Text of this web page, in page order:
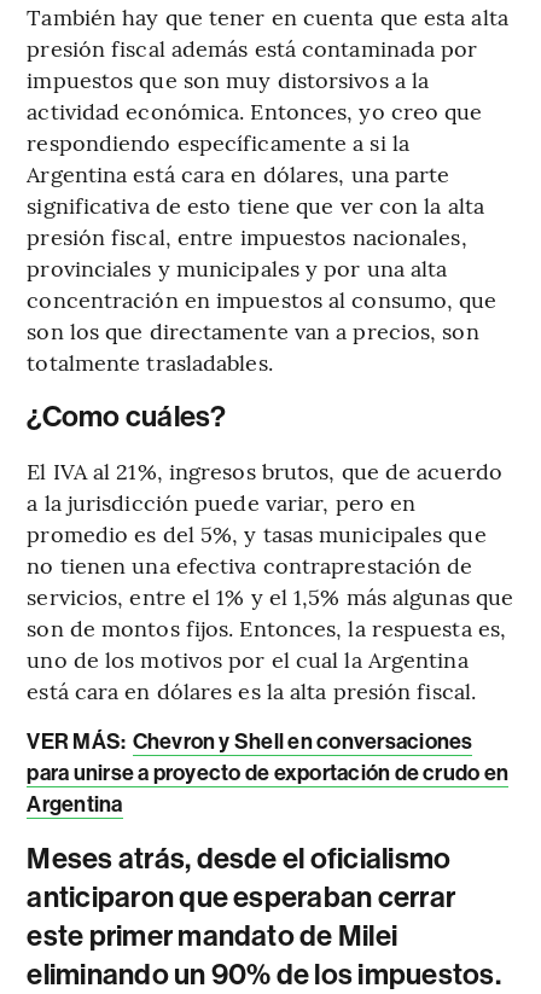
También hay que tener en cuenta que esta alta
presión fiscal además está contaminada por
impuestos que son muy distorsivos a la
actividad económica. Entonces, yo creo que
respondiendo específicamente a si la
Argentina está cara en dólares, una parte
significativa de esto tiene que ver con la alta
presión fiscal, entre impuestos nacionales,
provinciales y municipales y por una alta
concentración en impuestos al consumo, que
son los que directamente van a precios, son
totalmente trasladables.
¿Como cuáles?
El IVA al 21%, ingresos brutos, que de acuerdo
a la jurisdicción puede variar, pero en
promedio es del 5%, y tasas municipales que
no tienen una efectiva contraprestación de
servicios, entre el 1% y el 1,5% más algunas que
son de montos fijos. Entonces, la respuesta es,
uno de los motivos por el cual la Argentina
está cara en dólares es la alta presión fiscal.
VER MÁS: Chevron y Shell en conversaciones
para unirse a proyecto de exportación de crudo en
Argentina
Meses atrás, desde el oficialismo
anticiparon que esperaban cerrar
este primer mandato de Milei
eliminando un 90% de los impuestos.